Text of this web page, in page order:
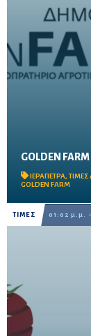
GOLDEN
ΙΕΡΑΠΕΤΡΑ,
GOLDEN FARM
ΤΙΜΕΣ 01:02 μ.μ.